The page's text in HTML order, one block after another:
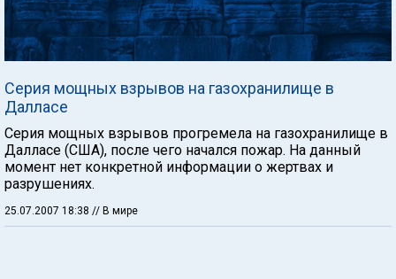
Серия мощных взрывов на газохранилище в
Далласе
Серия мощных взрывов прогремела на газохранилище в
Далласе (США), после чего начался пожар. На данный
момент нет конкретной информации о жертвах и
разрушениях.
25.07.2007 18:38 // В мире